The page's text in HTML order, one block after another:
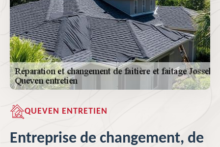
QUEVEN ENTRETIEN
Entreprise de changement, de